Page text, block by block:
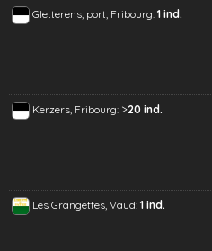
Gletterens, port, Fribourg: 1 ind.
Kerzers, Fribourg: >20 ind.
Les Grangettes, Vaud: 1 ind.